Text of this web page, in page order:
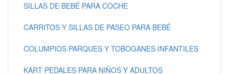
SILLAS DE BEBÉ PARA COCHE
CARRITOS Y SILLAS DE PASEO PARA BEBÉ
COLUMPIOS PARQUES Y TOBOGANES INFANTILES
KART PEDALES PARA NIÑOS Y ADULTOS